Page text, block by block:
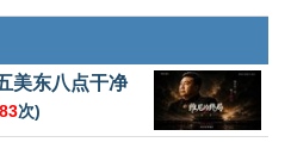
美东八点干净
次)